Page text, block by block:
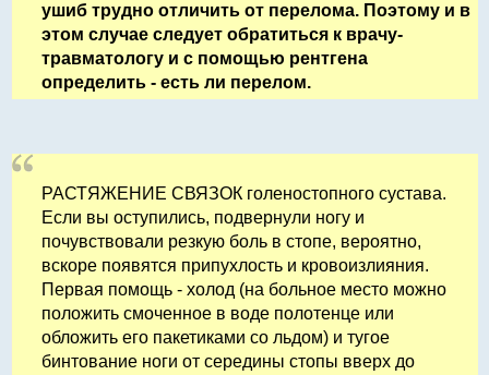
ушиб трудно отличить от перелома. Поэтому и в
этом случае следует обратиться к врачу-
травматологу и с помощью рентгена
определить - есть ли перелом.
РАСТЯЖЕНИЕ СВЯЗОК голеностопного сустава.
Если вы оступились, подвернули ногу и
почувствовали резкую боль в стопе, вероятно,
вскоре появятся припухлость и кровоизлияния.
Первая помощь - холод (на больное место можно
положить смоченное в воде полотенце или
обложить его пакетиками со льдом) и тугое
бинтование ноги от середины стопы вверх до